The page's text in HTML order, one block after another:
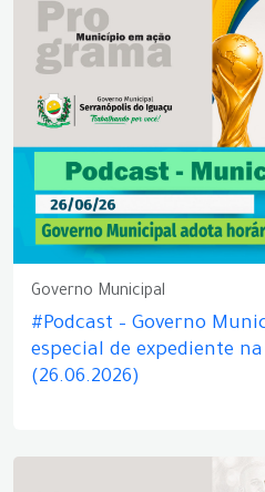
Governo Municipal
#Podcast – Governo
especial de expediente
(26.06.2026)